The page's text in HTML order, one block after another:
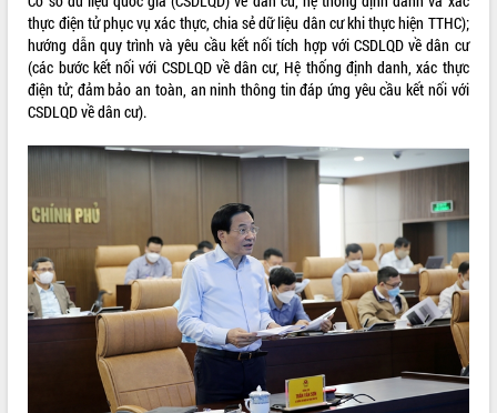
thực điện tử phục vụ xác thực, chia sẻ dữ liệu dân cư khi thực hiện TTHC);
hướng dẫn quy trình và yêu cầu kết nối tích hợp với CSDLQD về dân cư
(các bước kết nối với CSDLQD về dân cư, Hệ thống định danh, xác thực
điện tử; đảm bảo an toàn, an ninh thông tin đáp ứng yêu cầu kết nối với
CSDLQD về dân cư).